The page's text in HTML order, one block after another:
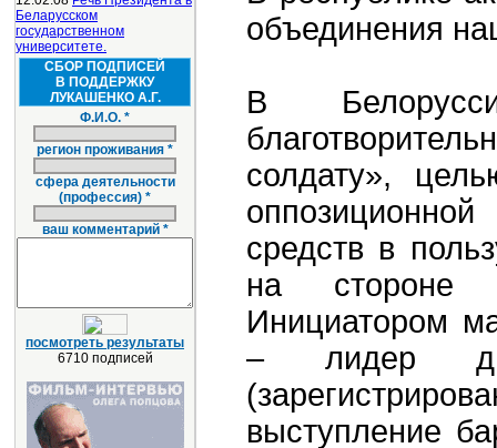
Беларусском
государственном
университете.
СБОР ПОДПИСЕЙ
В ПОДДЕРЖКУ
ЛУКАШЕНКО А.Г.
Ф.И.О. *
регион проживания *
сфера деятельности
(профессия) *
ваш комментарий *
посмотреть результаты
6710 подписей
объединения
В
солдату»,
средств в
на стороне
Инициатором
– лидер
выступление